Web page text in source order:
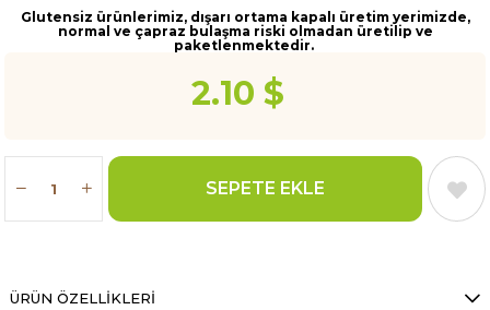
Glutensiz ürünlerimiz, dışarı ortama kapalı üretim yerimizde,
normal ve çapraz bulaşma riski olmadan üretilip ve
paketlenmektedir.
2.10 $
ÜRÜN ÖZELLIKLERI